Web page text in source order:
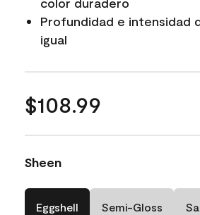
color duradero
Profundidad e intensidad
igual
$108.99
Sheen
Eggshell Semi-Gloss